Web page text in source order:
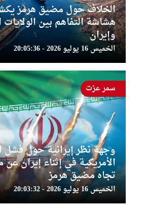
الخلاف حول مضيق هرمز
هشاشة التفاهم بين الولايات
وإيران
الخميس 16 يوليو 2026 - 20:05:36
وجهة نظر إيرانية حول فشل
الأمريكية في إثناء إيران عن
تجاه مضيق هرمز
الخميس 16 يوليو 2026 - 20:03:32
سمر عزت